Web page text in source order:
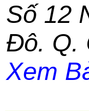
Số 12
Đô. Q.
Xem